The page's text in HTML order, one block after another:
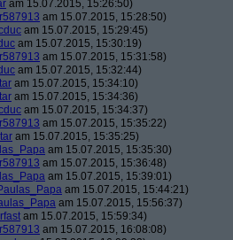
am 15.07.2015, 15:26:50)
am 15.07.2015, 15:28:50)
am 15.07.2015, 15:29:45)
am 15.07.2015, 15:30:19)
am 15.07.2015, 15:31:58)
am 15.07.2015, 15:32:44)
am 15.07.2015, 15:34:10)
am 15.07.2015, 15:34:36)
am 15.07.2015, 15:34:37)
am 15.07.2015, 15:35:22)
am 15.07.2015, 15:35:25)
am 15.07.2015, 15:35:30)
am 15.07.2015, 15:36:48)
am 15.07.2015, 15:39:01)
am 15.07.2015, 15:44:21)
am 15.07.2015, 15:56:37)
am 15.07.2015, 15:59:34)
am 15.07.2015, 16:08:08)